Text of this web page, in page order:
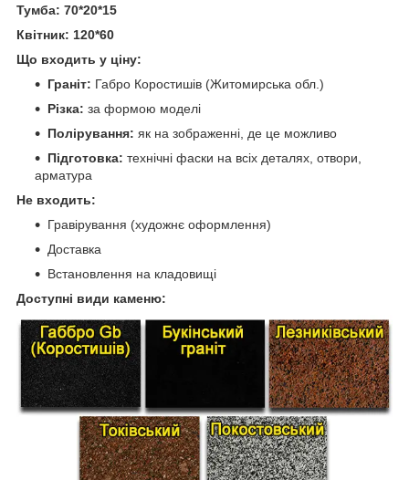
Тумба: 70*20*15
Квітник: 120*60
Що входить у ціну:
Граніт: Габро Коростишів (Житомирська обл.)
Різка: за формою моделі
Полірування: як на зображенні, де це можливо
Підготовка: технічні фаски на всіх деталях, отвори,
арматура
Не входить:
Гравірування (художнє оформлення)
Доставка
Встановлення на кладовищі
Доступні види каменю: